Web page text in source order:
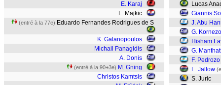
E. Karaj
L. Majkic
(entré à la 77e) Eduardo Fernandes Rodrigues de S
K. Galanopoulos
Michail Panagidis
A. Donis
(entré à la 90+3e) M. Gning
Christos Kamtsis
Lucas
Giannis
J. Abu
G.
Hisham
G.
F. Pedrozo
L. Jallow
S. Juric